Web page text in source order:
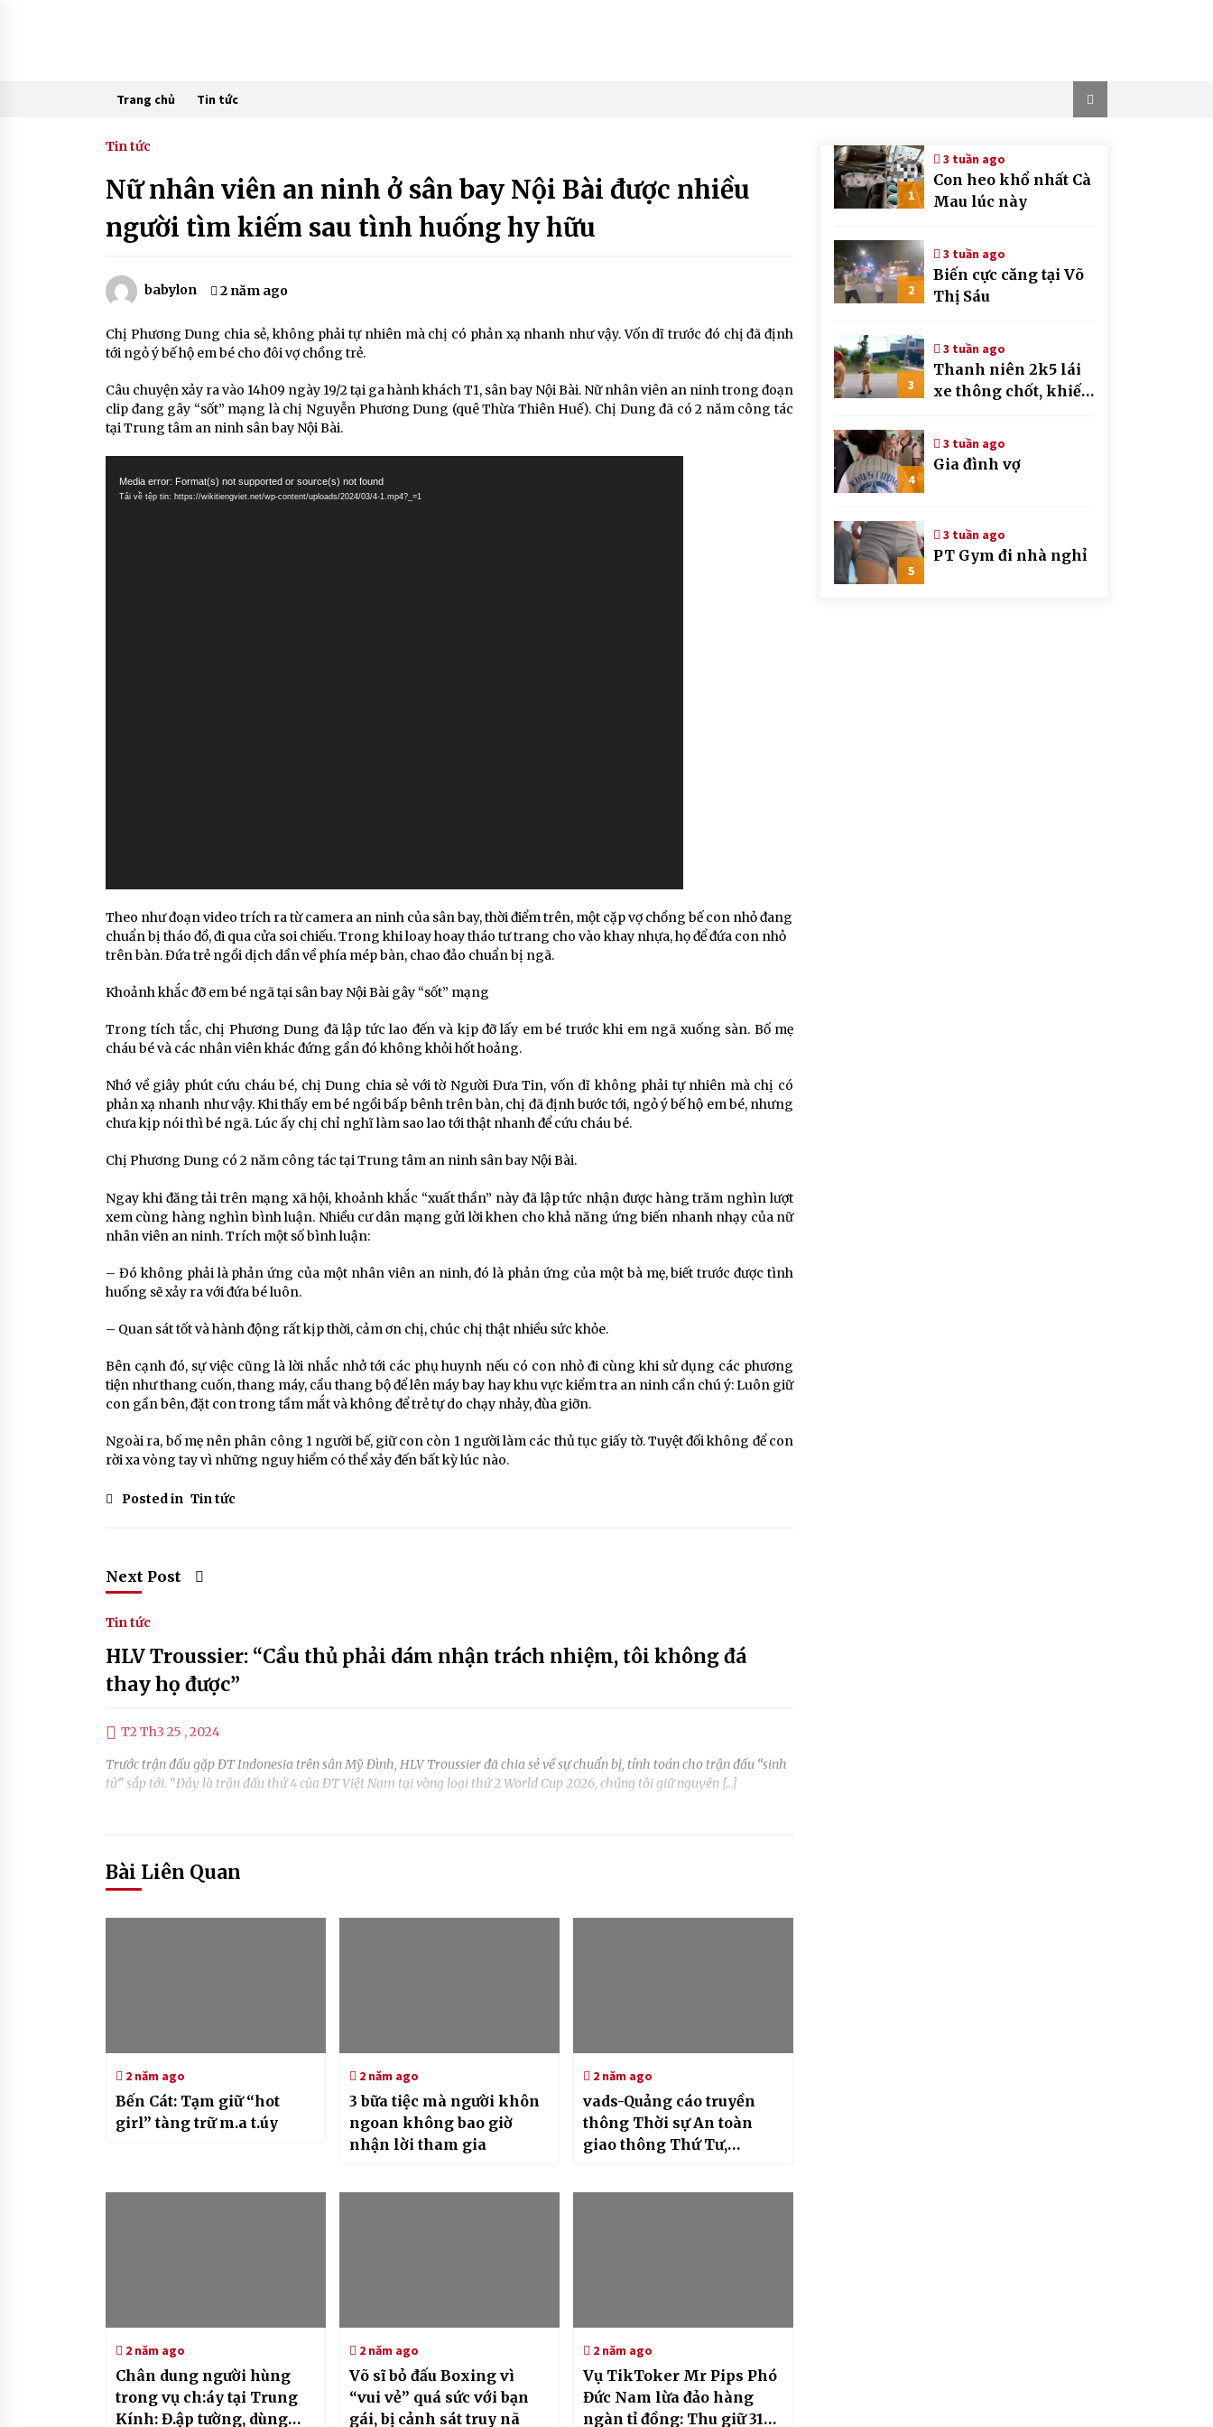
Trang chủ Tin tức
Tin tức
Nữ nhân viên an ninh ở sân bay Nội Bài được nhiều
người tìm kiếm sau tình huống hy hữu
babylon 2 năm ago
Chị Phương Dung chia sẻ, không phải tự nhiên mà chị có phản xạ nhanh như vậy. Vốn dĩ trước đó chị đã định
tới ngỏ ý bế hộ em bé cho đôi vợ chồng trẻ.
Câu chuyện xảy ra vào 14h09 ngày 19/2 tại ga hành khách T1, sân bay Nội Bài. Nữ nhân viên an ninh trong đoạn
clip đang gây “sốt” mạng là chị Nguyễn Phương Dung (quê Thừa Thiên Huế). Chị Dung đã có 2 năm công tác
tại Trung tâm an ninh sân bay Nội Bài.
chơi
Video
Media error: Format(s) not supported or source(s) not found
Tải về tệp tin: https://wikitiengviet.net/wp-content/uploads/2024/03/4-1.mp4?_=1
Theo như đoạn video trích ra từ camera an ninh của sân bay, thời điểm trên, một cặp vợ chồng bế con nhỏ đang
chuẩn bị tháo đồ, đi qua cửa soi chiếu. Trong khi loay hoay tháo tư trang cho vào khay nhựa, họ để đứa con nhỏ
trên bàn. Đứa trẻ ngồi dịch dần về phía mép bàn, chao đảo chuẩn bị ngã.
Khoảnh khắc đỡ em bé ngã tại sân bay Nội Bài gây “sốt” mạng
Trong tích tắc, chị Phương Dung đã lập tức lao đến và kịp đỡ lấy em bé trước khi em ngã xuống sàn. Bố mẹ
cháu bé và các nhân viên khác đứng gần đó không khỏi hốt hoảng.
Nhớ về giây phút cứu cháu bé, chị Dung chia sẻ với tờ Người Đưa Tin, vốn dĩ không phải tự nhiên mà chị có
phản xạ nhanh như vậy. Khi thấy em bé ngồi bấp bênh trên bàn, chị đã định bước tới, ngỏ ý bế hộ em bé, nhưng
chưa kịp nói thì bé ngã. Lúc ấy chị chỉ nghĩ làm sao lao tới thật nhanh để cứu cháu bé.
Chị Phương Dung có 2 năm công tác tại Trung tâm an ninh sân bay Nội Bài.
Ngay khi đăng tải trên mạng xã hội, khoảnh khắc “xuất thần” này đã lập tức nhận được hàng trăm nghìn lượt
xem cùng hàng nghìn bình luận. Nhiều cư dân mạng gửi lời khen cho khả năng ứng biến nhanh nhạy của nữ
nhân viên an ninh. Trích một số bình luận:
– Đó không phải là phản ứng của một nhân viên an ninh, đó là phản ứng của một bà mẹ, biết trước được tình
huống sẽ xảy ra với đứa bé luôn.
– Quan sát tốt và hành động rất kịp thời, cảm ơn chị, chúc chị thật nhiều sức khỏe.
Bên cạnh đó, sự việc cũng là lời nhắc nhở tới các phụ huynh nếu có con nhỏ đi cùng khi sử dụng các phương
tiện như thang cuốn, thang máy, cầu thang bộ để lên máy bay hay khu vực kiểm tra an ninh cần chú ý: Luôn giữ
con gần bên, đặt con trong tầm mắt và không để trẻ tự do chạy nhảy, đùa giỡn.
Ngoài ra, bố mẹ nên phân công 1 người bế, giữ con còn 1 người làm các thủ tục giấy tờ. Tuyệt đối không để con
rời xa vòng tay vì những nguy hiểm có thể xảy đến bất kỳ lúc nào.
Posted in Tin tức
Next Post
Tin tức
HLV Troussier: “Cầu thủ phải dám nhận trách nhiệm, tôi không đá
thay họ được”
T2 Th3 25 , 2024
Trước trận đấu gặp ĐT Indonesia trên sân Mỹ Đình, HLV Troussier đã chia sẻ về sự chuẩn bị, tính toán cho trận đấu “sinh
tử” sắp tới.​ “Đây là trận đấu thứ 4 của ĐT Việt Nam tại vòng loại thứ 2 World Cup 2026, chúng tôi giữ nguyên […]
Bài Liên Quan
2 năm ago
Bến Cát: Tạm giữ “hot
girl” tàng trữ m.a t.úy
2 năm ago
3 bữa tiệc mà người khôn
ngoan không bao giờ
nhận lời tham gia
2 năm ago
vads-Quảng cáo truyền
thông Thời sự An toàn
giao thông Thứ Tư,
trạng cầu phao Phong
2 năm ago
Chân dung người hùng
trong vụ ch:áy tại Trung
Kính: Đ.ập tường, dùng
2 năm ago
Võ sĩ bỏ đấu Boxing vì
“vui vẻ” quá sức với bạn
gái, bị cảnh sát truy nã
2 năm ago
Vụ TikToker Mr Pips Phó
Đức Nam lừa đảo hàng
ngàn tỉ đồng: Thu giữ 31
1
3 tuần ago
Con heo khổ nhất Cà
Mau lúc này
2
3 tuần ago
Biến cực căng tại Võ
Thị Sáu
3
3 tuần ago
Thanh niên 2k5 lái
xe thông chốt, khiến
mấy giây
4
3 tuần ago
Gia đình vợ
5
3 tuần ago
PT Gym đi nhà nghỉ